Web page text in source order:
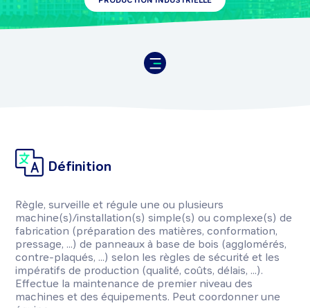
Définition
Règle, surveille et régule une ou plusieurs
machine(s)/installation(s) simple(s) ou complexe(s) de
fabrication (préparation des matières, conformation,
pressage, ...) de panneaux à base de bois (agglomérés,
contre-plaqués, ...) selon les règles de sécurité et les
impératifs de production (qualité, coûts, délais, ...).
Effectue la maintenance de premier niveau des
machines et des équipements. Peut coordonner une